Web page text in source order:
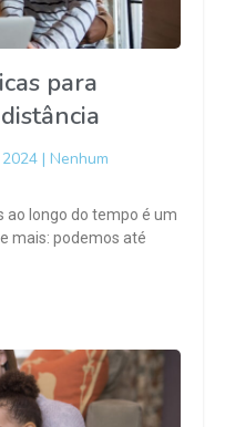
para
Nenhum
longo do tempo é um
mais: podemos até